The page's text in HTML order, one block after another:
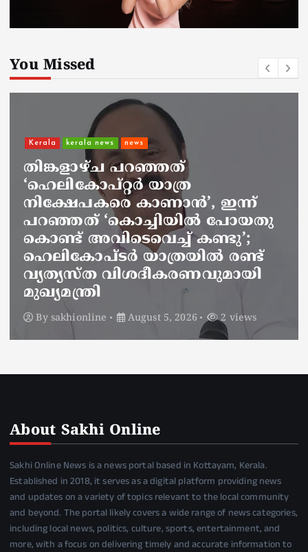
You Missed
kerala news
വിവാദ പരാമർശം: ‘ഖേദം
പ്രകടിപ്പിക്കുന്നു, പറയാൻ
പാടില്ലാത്തതാണ് പറഞ്ഞത്’;
മന്ത്രി സിപി ജോൺ
By sakhionline August 5, 2026 4 views
About Sakhi Online
Sakhi Online News is a news portal based in Kottayam, Kerala.
Established in 2018, it serves as a digital platform providing news
and updates on a variety of topics relevant to the local community
and beyond. The portal likely covers a wide range of news categories,
including local news, politics, culture, sports, entertainment, and
more, with a focus on delivering timely and accurate information to